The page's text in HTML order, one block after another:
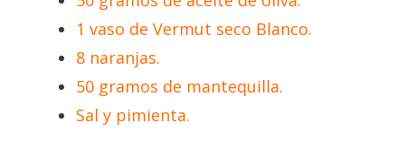
1 vaso de Vermut seco Blanco.
8 naranjas.
50 gramos de mantequilla.
Sal y pimienta.